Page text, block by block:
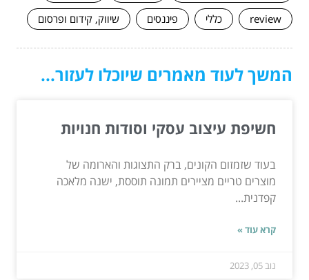
review
כללי פיננסים שיווק, קידום ופרסום
המשך לעוד מאמרים שיוכלו לעזור...
חשיפת עיצוב עסקי וסודות חנויות
בעוד שזמזום הקונים, ברק התצוגות והארומה של
מוצרים טריים מציירים תמונה תוססת, ישנה מלאכה
קפדנית...
קרא עוד »
נוב 05, 2023